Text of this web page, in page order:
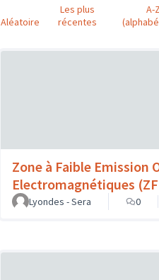
Aléatoire
Les plus
récentes
A-Z
Zone à Faible Emission
Electromagnétiques
Lyondes - Sera
0